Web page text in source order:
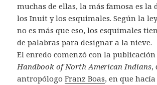
muchas de ellas, la más famosa es la
los Inuit y los esquimales. Según la
no es más que eso, los esquimales
de palabras para designar a la nieve.
El enredo comenzó con la
Handbook of North American Indians,
antropólogoFranz Boas, en que